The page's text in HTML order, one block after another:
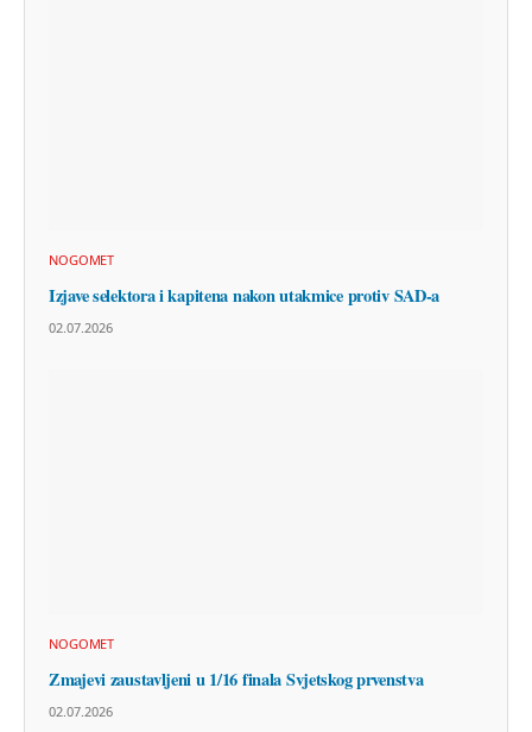
NOGOMET
Izjave selektora i kapitena nakon utakmice protiv SAD-a
02.07.2026
NOGOMET
Zmajevi zaustavljeni u 1/16 finala Svjetskog prvenstva
02.07.2026